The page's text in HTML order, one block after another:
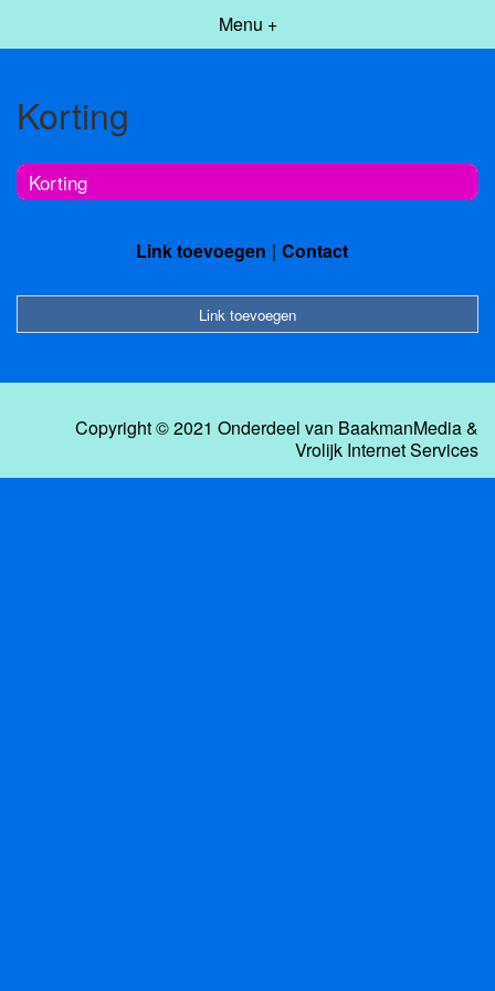
Menu +
Korting
Korting
Link toevoegen Contact
Link toevoegen
Copyright © 2021 Onderdeel van BaakmanMedia&
Vrolijk Internet Services